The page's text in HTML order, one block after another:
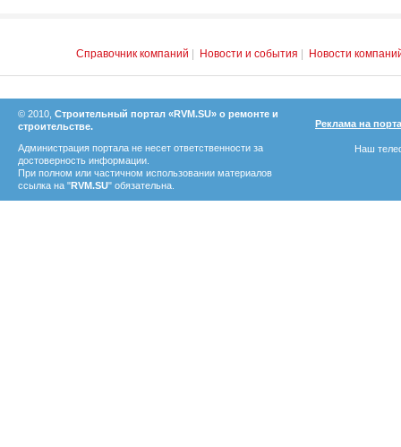
Справочник компаний Новости и события Новости
© 2010, Строительный портал «RVM.SU» о ремонте и
строительстве.
Администрация портала не несет ответственности за
достоверность информации.
При полном или частичном использовании материалов
ссылка на "RVM.SU" обязательна.
Реклама на
Наш